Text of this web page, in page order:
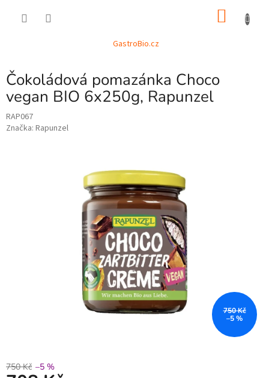
GastroBio.cz
Čokoládová pomazánka Choco
vegan BIO 6x250g, Rapunzel
RAP067
Značka: Rapunzel
750 Kč
–5 %
750 Kč –5 %